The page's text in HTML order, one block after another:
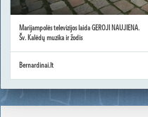
Marijampolės televizijos laida GEROJI NAUJIENA.
Šv. Kalėdų muzika ir žodis
Bernardinai.lt